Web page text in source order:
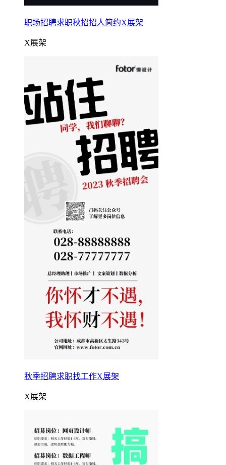
职场招聘求职秋招招人简约X展架
X展架
秋季招聘求职找工作X展架
X展架